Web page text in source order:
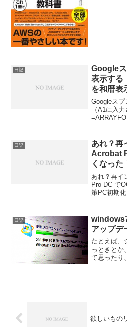
日記
Google
表示する
を和暦表
Googleス
（A1に入
日記
あれ？再
Acrobat
くなった
あれ？再イ
Pro DC で
策PC初期
ジのテキス
日記
アップデ
たとえば、
っときとか
て思ったり
欲しいもの